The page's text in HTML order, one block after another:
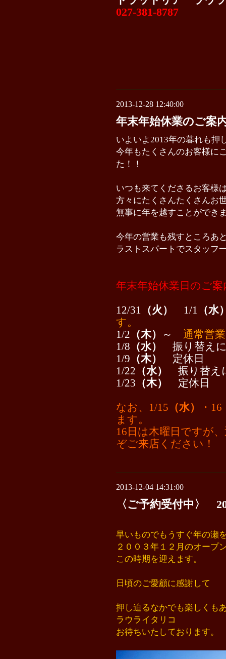
027-381-8787
2013-12-28 12:40:00
年末年始休業のご案
いよいよ2013年の暮れも押
今年もたくさんのお客様に
た！！
いつも来てくださるお客様
方々にたくさんたくさんお
無事に年を越すことができ
今年の営業も残すところあ
ラストスパートでスタッフ
年末年始休業日のご
12/31 （火） 1/1
（水
す。
1/2 （木） ～ 通常営
1/8 （水） 振り替え
1/9 （木） 定休日
1/22 （水） 振り替え
1/23 （木） 定休日
なお、1/15 （水） ・16
ます。
16日は木曜日ですが
ぞご来店ください！
2013-12-04 14:31:00
〈ご予約受付中〉
早いものでもうすぐ年の瀬
２００３年１２月のオー
この時期を迎えます。
日頃のご愛顧に感謝して
押し迫るなかでも楽しくも
ラウライタリコ
お待ちいたしております。